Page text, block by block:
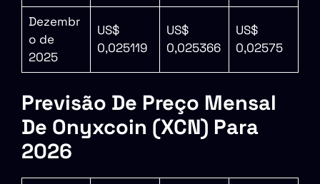
Dezembr
o de
2025
US$
0,025119
US$
0,025366
US$
0,02575
Previsão De Preço Mensal
De Onyxcoin (XCN) Para
2026